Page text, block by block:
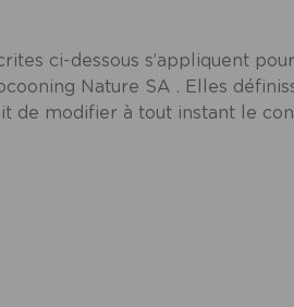
ci-dessous s’appliquent
Nature SA . Elles
de modifier à tout instant le